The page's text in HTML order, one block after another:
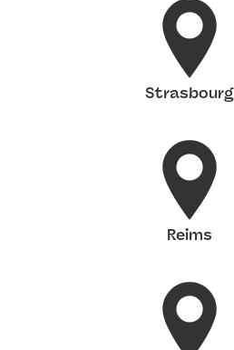
Strasbourg
Reims